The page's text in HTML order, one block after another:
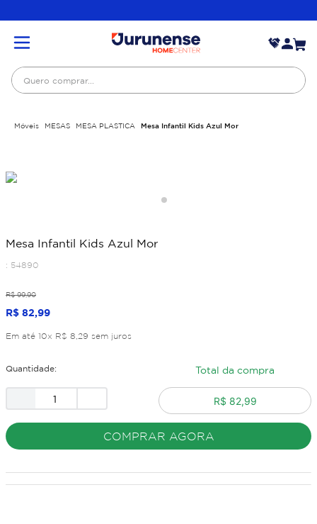
Quero comprar...
Móveis MESAS MESA PLASTICA Mesa Infantil Kids Azul Mor
Mesa Infantil Kids Azul Mor
: 54890
R$ 99,90
R$ 82,99
Em até 10x R$ 8 29 sem juros
Quantidade: Total da compra
R$ 82,99
COMPRAR AGORA